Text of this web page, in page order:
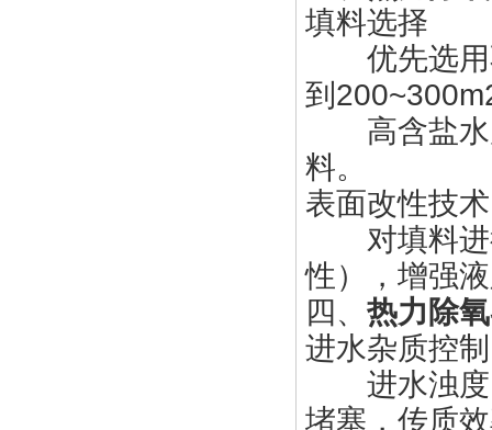
填料选择
优先选用
到
高含盐水
料。
表面改性技术
对填料进
性），增强
四、 热力除
进水杂质控制
进水浊度
堵塞，传质